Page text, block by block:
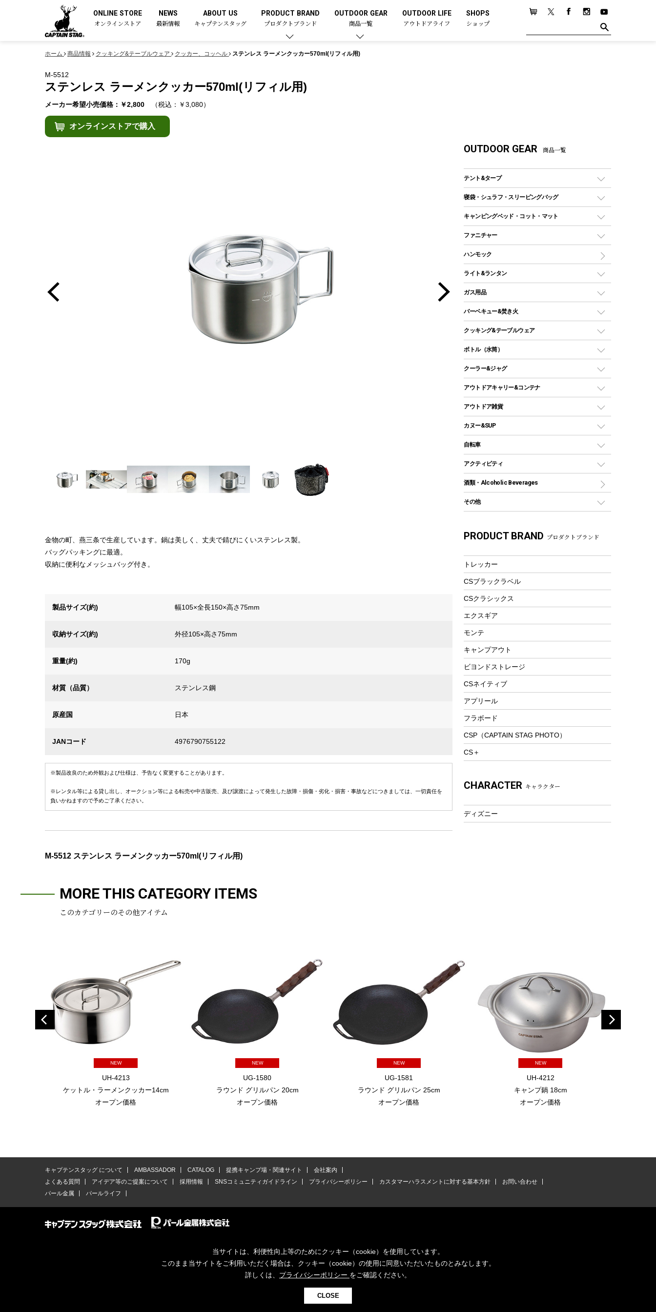
ONLINE STORE
オンラインストア
NEWS
最新情報
ABOUT US
キャプテンスタッグ
PRODUCT BRAND
プロダクトブランド
OUTDOOR GEAR
商品一覧
OUTDOOR LIFE
アウトドアライフ
SHOPS
ショップ
ホーム 商品情報 クッキング&テーブルウェア クッカー、コッヘル ステンレス ラーメンクッカー570ml(リフィル用)
M-5512
ステンレス ラーメンクッカー570ml(リフィル用)
メーカー希望小売価格：￥2,800 （税込：￥3,080）
オンラインストアで購入
金物の町、燕三条で生産しています。鍋は美しく、丈夫で錆びにくいステンレス製。
バッグパッキングに最適。
収納に便利なメッシュバッグ付き。
製品サイズ(約) 幅105×全長150×高さ75mm
収納サイズ(約) 外径105×高さ75mm
重量(約) 170g
材質（品質） ステンレス鋼
原産国 日本
JANコード 4976790755122
※製品改良のため外観および仕様は、予告なく変更することがあります。
※レンタル等による貸し出し、オークション等による転売や中古販売、及び譲渡によって発生した故障・損傷・劣化・損害・事故などにつきましては、一切責任を
負いかねますので予めご了承ください。
M-5512 ステンレス ラーメンクッカー570ml(リフィル用)
OUTDOOR GEAR 商品一覧
テント&タープ
テント
ツールームテント
ワンポールテント
シェルターテント
ロッジ型・オリジナルテント
タープ
スクエアタープ（レクタタープ）
メッシュタープ
自立式タープ
パラソル
テントアクセサリー
ペグ
グランドシート
ガイドロープ
ツール
寝袋・シュラフ・スリーピングバッグ
レクタングラー型（封筒型）シュラフ
インナーシュラフ
キャンピングベッド・コット・マット
キャンピングベッド・コット
インフレータブルマット
ファニチャー
アウトドアテーブル
レジャーシート
ハンモック
ライト&ランタン
LEDランタン
ガスランタン
オイルランタン
LEDライト
ヘッドライト
キャンドル
ガス用品
ガスバーナー
ガス缶
ガストーチ、ライター
バーベキュー&焚き火
バーベキューコンロ、グリル
焚き火台タイプ（ロースタイル）グリル
卓上タイプグリル
パーティータイプグリル
鉄板、アミ
焚き火台&ストーブ
火起こし
バーベキューツール
燃料・着火剤・炭
クッキング&テーブルウェア
ダッチオーブン
ホットサンドメーカー
クッカーセット
シェラカップ
クッキングツール
ナイフ
カトラリー
マグカップ、カップ
フードボトル
コーヒー&ミル
トレー
ランチョンマット
ランチボックス
ピクニックセット
ボトル（水筒）
ステンレスボトル
コップ付きタイプ
ワンタッチタイプ
プラスチックボトル
ディズニーボトル
クーラー&ジャグ
クーラーボックス
クーラーバッグ
ウォータージャグ
保冷剤
アウトドアキャリー&コンテナ
アウトドアキャリー
アウトドア雑貨
バックパック&バッグ
リュック、バックパック
トートバッグ、サコッシュ
ショッピングキャリー
その他アウトドア雑貨
レイン
ツール、他
カヌー&SUP
インフレータブル
カヤック
パドル
ヘルメット
アクセサリー
自転車
折りたたみ自転車
スポーツサイクル
シティサイクル
自転車用アクセサリー
自転車ウェア
アクティビティ
マリン
ラッシュガード
テント
フローティングベスト
ヘルメット
エアーポンプ
ウィンター
防寒ウェア
ツール&アクセサリー
トレッキング
トレッキングステッキ
トレッキングアクセサリー
プレイグッズ
ウェルネス
フィットネス
アクセサリー
酒類・Alcoholic Beverages
その他
湯たんぽ
PRODUCT BRAND プロダクトブランド
トレッカー
CSブラックラベル
CSクラシックス
エクスギア
モンテ
キャンプアウト
ビヨンドストレージ
CSネイティブ
アプリール
フラボード
CSP（CAPTAIN STAG PHOTO）
CS＋
CHARACTER キャラクター
ディズニー
MORE THIS CATEGORY ITEMS
このカテゴリーのその他アイテム
NEW
UH-4213
ケットル・ラーメンクッカー14cm
オープン価格
NEW
UG-1580
ラウンド グリルパン 20cm
オープン価格
NEW
UG-1581
ラウンド グリルパン 25cm
オープン価格
NEW
UH-4212
キャンプ鍋 18cm
オープン価格
キャプテンスタッグ について AMBASSADOR CATALOG 提携キャンプ場・関連サイト
会社案内
よくある質問
アイデア等のご提案について 採用情報 SNSコミュニティガイドライン プライバシーポリシー カスタマーハラスメントに対する基本方針
お問い合わせ
パール金属
パールライフ
当サイトは、利便性向上等のためにクッキー（cookie）を使用しています。
このまま当サイトをご利用いただく場合は、クッキー（cookie）の使用に同意いただいたものとみなします。
詳しくは、 プライバシーポリシー をご確認ください。
CLOSE